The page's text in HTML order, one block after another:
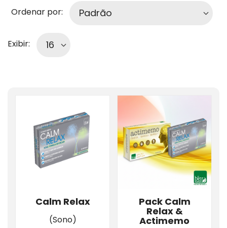
Ordenar por:
Exibir:
Calm Relax
(Sono)
Pack Calm
Relax &
Actimemo